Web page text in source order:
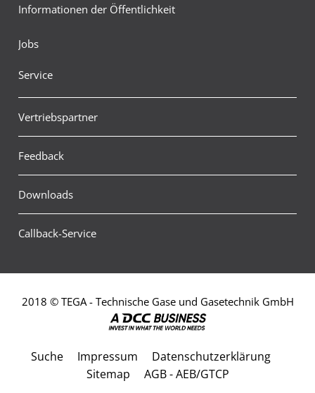
Informationen der Öffentlichkeit
Jobs
Service
Vertriebspartner
Feedback
Downloads
Callback-Service
2018 © TEGA - Technische Gase und Gasetechnik GmbH
Suche Impressum
Datenschutzerklärung
Sitemap
AGB - AEB/GTCP